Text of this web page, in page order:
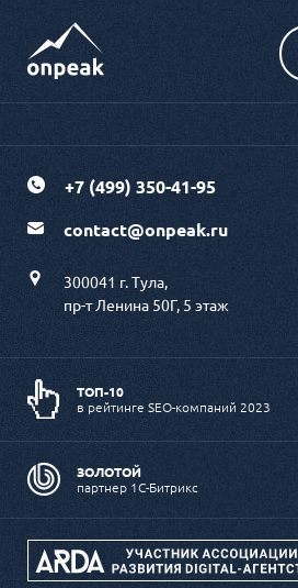
+7 (499) 350-41-95
contact@onpeak.ru
300041 г. Тула,
пр-т Ленина 50Г, 5 этаж
ТОП-10
в рейтинге SEO-компаний 2023
ЗОЛОТОЙ
партнер 1С-Битрикс